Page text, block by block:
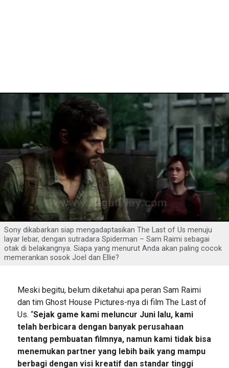
Sony dikabarkan siap mengadaptasikan The Last of Us menuju
layar lebar, dengan sutradara Spiderman – Sam Raimi sebagai
otak di belakangnya. Siapa yang menurut Anda akan paling cocok
memerankan sosok Joel dan Ellie?
Meski begitu, belum diketahui apa peran Sam Raimi
dan tim Ghost House Pictures-nya di film The Last of
Us. “Sejak game kami meluncur Juni lalu, kami
telah berbicara dengan banyak perusahaan
tentang pembuatan filmnya, namun kami tidak bisa
menemukan partner yang lebih baik yang mampu
berbagi dengan visi kreatif dan standar tinggi